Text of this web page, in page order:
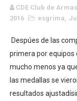
Campeonato
Mundial de
Máxima
Mundial de
CDE Club de
2016
esgrima,
Despúes de las
primera por equipos
mucho menos ya
las medallas se
resultados